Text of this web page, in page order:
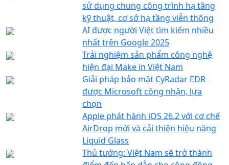
sử dụng chung công trình hạ tầng
kỹ thuật, cơ sở hạ tầng viễn thông
AI được người Việt tìm kiếm nhiều
nhất trên Google 2025
Trải nghiệm sản phẩm công nghệ
hiện đại Make in Việt Nam
Giải pháp bảo mật CyRadar EDR
được Microsoft công nhận, lựa
chọn
Apple phát hành iOS 26.2 với cơ chế
AirDrop mới và cải thiện hiệu năng
Liquid Glass
Thủ tướng: Việt Nam sẽ trở thành